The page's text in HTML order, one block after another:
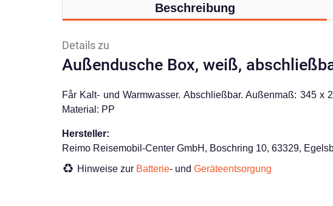
Beschreibung
Details zu
Außendusche Box, weiß,
Får Kalt- und Warmwasser. Abschließbar. Außenmaß: 345
Material: PP
Hersteller:
Reimo Reisemobil-Center GmbH, Boschring 10, 63329,
Hinweise zur Batterie- und Geräteentsorgung